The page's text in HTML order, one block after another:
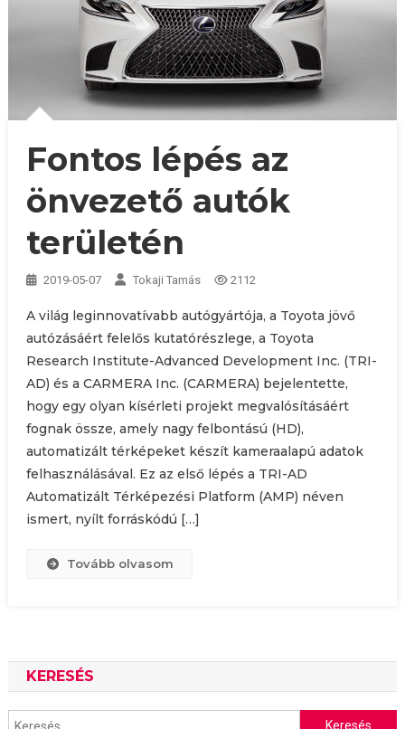
Fontos lépés az
önvezető autók
területén
2019-05-07 Tokaji Tamás 2112
A világ leginnovatívabb autógyártója, a Toyota jövő
autózásáért felelős kutatórészlege, a Toyota
Research Institute-Advanced Development Inc. (TRI-
AD) és a CARMERA Inc. (CARMERA) bejelentette,
hogy egy olyan kísérleti projekt megvalósításáért
fognak össze, amely nagy felbontású (HD),
automatizált térképeket készít kameraalapú adatok
felhasználásával. Ez az első lépés a TRI-AD
Automatizált Térképezési Platform (AMP) néven
ismert, nyílt forráskódú […]
Tovább olvasom
KERESÉS
Keresés: